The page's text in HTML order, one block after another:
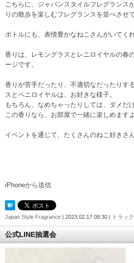
こちらに、ジャパンスタイルフレグランス
りの散歩を楽しむフレグランスを並べさせ
ボトルにも、表情豊かなねこさんがいてく
香りは、レモングラスとレニロイヤルの春
ージです。
香りが苦手だったり、不適切なだったりす
スとペニロイヤルは、お好きな様子。
もちろん、なめちゃったりしては、ダメだけ
この香りなら、お部屋で一緒に楽しめますよ
イベントを通じて、たくさんのねこ好きさ
iPhoneから送信
Japan Style Fragrance | 2023.02.17 08:30 | トラッ
公式LINE抽選会